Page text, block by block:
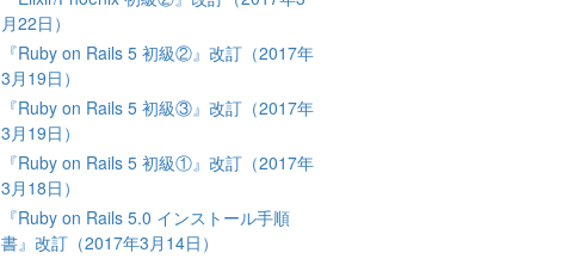
月22日）
『Ruby on Rails 5 初級②』改訂（2017年
3月19日）
『Ruby on Rails 5 初級③』改訂（2017年
3月19日）
『Ruby on Rails 5 初級①』改訂（2017年
3月18日）
『Ruby on Rails 5.0 インストール手順
書』改訂（2017年3月14日）